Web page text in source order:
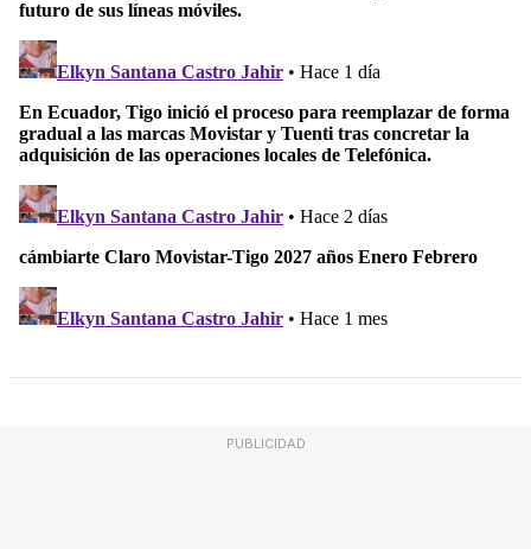
PUBLICIDAD